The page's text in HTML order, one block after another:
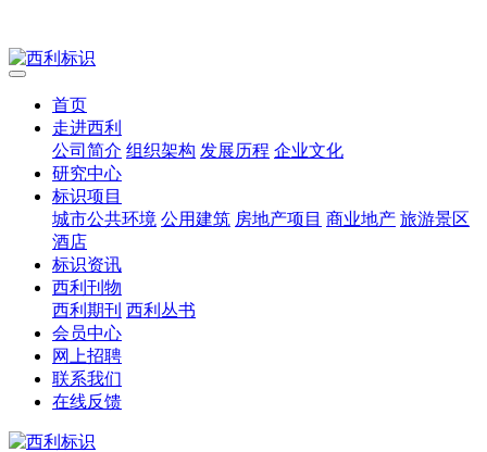
首页
走进西利
公司简介 组织架构 发展历程 企业文化
研究中心
标识项目
城市公共环境 公用建筑 房地产项目 商业地产 旅游景区
酒店
标识资讯
西利刊物
西利期刊 西利丛书
会员中心
网上招聘
联系我们
在线反馈